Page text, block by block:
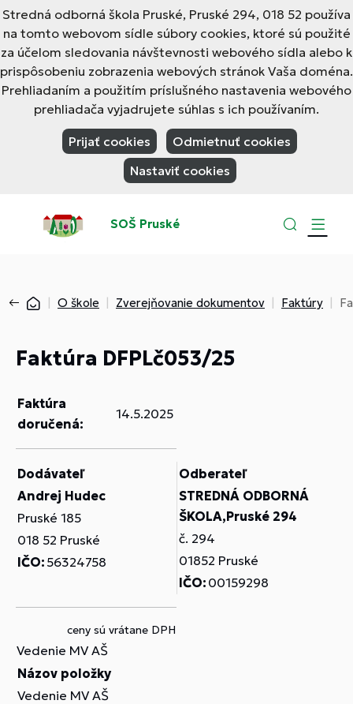
Stredná odborná škola Pruské, Pruské 294, 018 52 používa
na tomto webovom sídle súbory cookies, ktoré sú použité
za účelom sledovania návštevnosti webového sídla alebo k
prispôsobeniu zobrazenia webových stránok Vaša doména.
Prehliadaním a použitím príslušného nastavenia webového
prehliadača vyjadrujete súhlas s ich používaním.
Prijať cookies
Odmietnuť cookies
Nastaviť cookies
SOŠ Pruské
O škole Zverejňovanie dokumentov Faktúry
Faktúra DFPLč053/25
Faktúra
doručená:
14.5.2025
Dodávateľ
Andrej Hudec
Pruské 185
018 52 Pruské
IČO: 56324758
Odberateľ
STREDNÁ ODBORNÁ
ŠKOLA,Pruské 294
č. 294
01852 Pruské
IČO: 00159298
ceny sú vrátane DPH
Vedenie MV AŠ
Názov položky
Vedenie MV AŠ